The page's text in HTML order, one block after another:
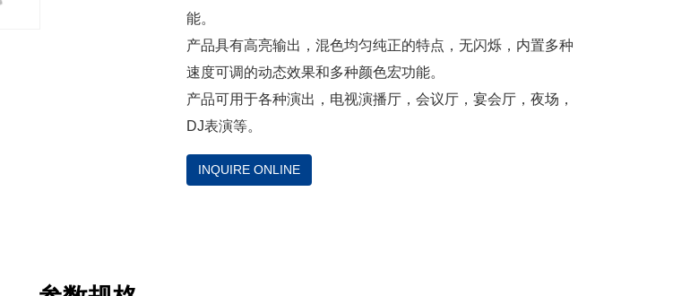
能。
产品具有高亮输出，混色均匀纯正的特点，无闪烁，内置多种
速度可调的动态效果和多种颜色宏功能。
产品可用于各种演出，电视演播厅，会议厅，宴会厅，夜场，
DJ表演等。
INQUIRE ONLINE